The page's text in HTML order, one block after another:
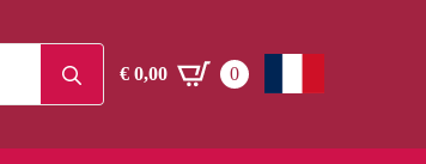
for:€0,00 0